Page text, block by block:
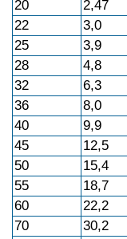
20
2,47
22
3,0
25
3,9
28
4,8
32
6,3
36
8,0
40
9,9
45
12,5
50
15,4
55
18,7
60
22,2
70
30,2